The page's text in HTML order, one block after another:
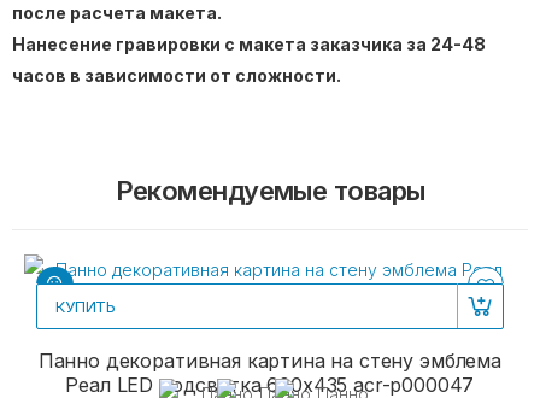
после расчета макета.
Нанесение гравировки с макета заказчика за 24-48
часов в зависимости от сложности.
Рекомендуемые товары
КУПИТЬ
Панно декоративная картина на стену эмблема
Реал LED подсветка 600х435 acr-p000047